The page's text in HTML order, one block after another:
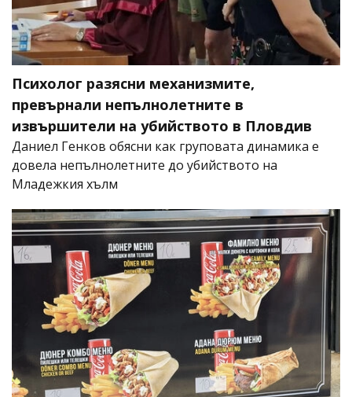
Психолог разясни механизмите,
превърнали непълнолетните в
извършители на убийството в Пловдив
Даниел Генков обясни как груповата динамика е
довела непълнолетните до убийството на
Младежкия хълм